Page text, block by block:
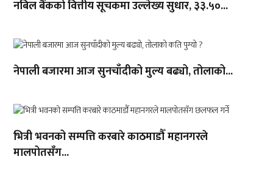
नबिल बैंकको वित्तीय सूचकमा उल्लेख्य सुधार, ३३.५०...
नेपाली बजारमा आज सुनचाँदीको मुल्य बढ्यो, तोलाको...
भित्री भवनको सम्पत्ति करबारे काठमाडौँ महानगरले
मालपोतसँग...